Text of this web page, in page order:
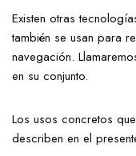
Existen otras
también se usan para
navegación.
en su conjunto.
Los usos concretos
describen en el